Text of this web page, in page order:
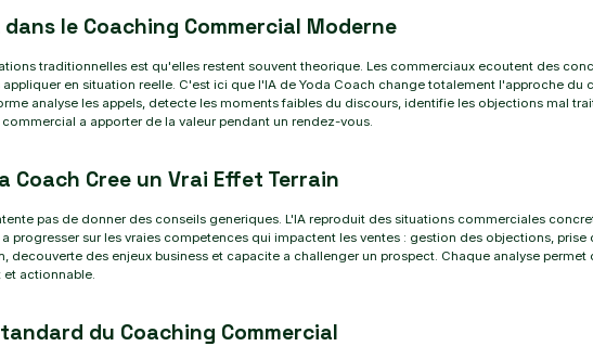
dans le Coaching Commercial Moderne
traditionnelles est qu'elles restent souvent theorique. Les commerciaux ecoutent des
appliquer en situation reelle. C'est ici que l'IA de Yoda Coach change totalement l'approche du
analyse les appels, detecte les moments faibles du discours, identifie les objections mal
a apporter de la valeur pendant un rendez-vous.
Coach Cree un Vrai Effet Terrain
pas de donner des conseils generiques. L'IA reproduit des situations commerciales
progresser sur les vraies competences qui impactent les ventes : gestion des objections, prise
decouverte des enjeux business et capacite a challenger un prospect. Chaque analyse permet
actionnable.
du Coaching Commercial